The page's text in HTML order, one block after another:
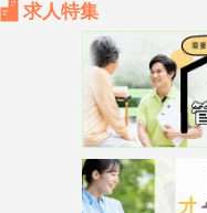
求人特集